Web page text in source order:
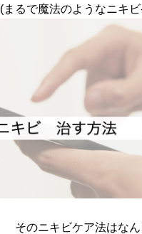
(まるで魔法のようなニキ
そのニキビケア法はなん